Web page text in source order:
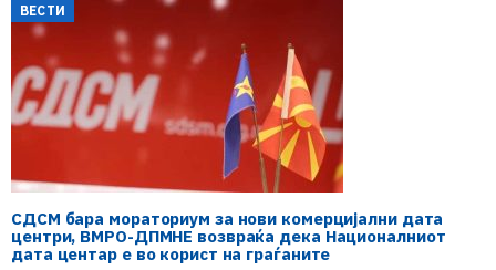
ВЕСТИ
СДСМ бара мораториум за нови комерцијални дата
центри, ВМРО-ДПМНЕ возвраќа дека Националниот
дата центар е во корист на граѓаните